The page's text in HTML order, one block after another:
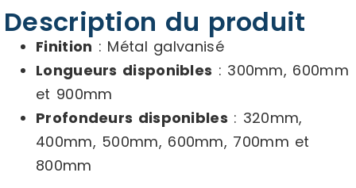
Description du produit
Finition : Métal galvanisé
Longueurs disponibles : 300mm, 600mm
et 900mm
Profondeurs disponibles : 320mm,
400mm, 500mm, 600mm, 700mm et
800mm